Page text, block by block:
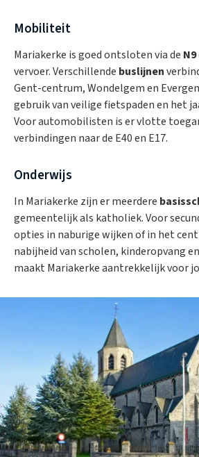
Mobiliteit
Mariakerke is goed ontsloten via de N9
vervoer. Verschillende buslijnen
Gent-centrum, Wondelgem en
gebruik van veilige fietspaden en het
Voor automobilisten is er vlotte
verbindingen naar de E40 en E17.
Onderwijs
In Mariakerke zijn er meerdere
gemeentelijk als katholiek. Voor
opties in naburige wijken of in het
nabijheid van scholen, kinderopvang
maakt Mariakerke aantrekkelijk voor